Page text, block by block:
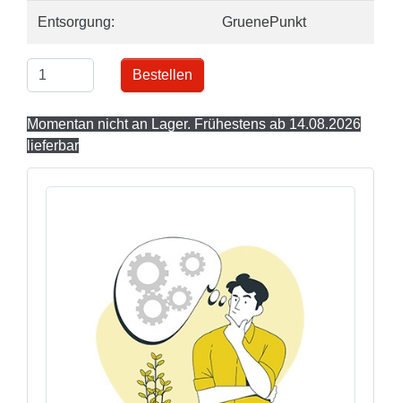
Entsorgung: GruenePunkt
Bestellen
Momentan nicht an Lager. Frühestens ab 14.08.2026
lieferbar